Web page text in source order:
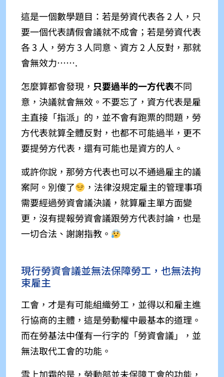
這是一個數學題目：若是勞資代表各 2 人，只
要一個代表請假會議就不成會；若是勞資代表
各 3 人，勞方 3 人同意、資方 2 人反對，那就
會無效力…….
怎麼算都會發現， 只要過半的一方代表不同
意，決議就會無效。不要忘了，資方代表是雇
主直接「指派」的，並不會有跑票的問題，勞
方代表就算全體反對，也都不可能過半，更不
要提勞方代表，還有可能也是資方的人。
或許你說，那勞方代表也可以不通過雇主的議
案阿。別傻了
，法律沒規定雇主的管理事項
需要經過勞資會議決議，就算雇主單方面變
更，沒有提報勞資會議跟勞方代表討論，也是
一切合法、謝謝指教。
現行勞資會議並無法保障勞工，也無法拘
束雇主
工會，才是有可能組織勞工，並得以和雇主進
行協商的主體，這是勞動權中最基本的道理。
而在勞基法中僅有一行字的「勞資會議」，並
無法取代工會的功能。
雪上加霜的是，勞動部並未保障工會的功能，